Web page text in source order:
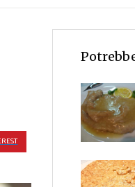
Ingrediente
Rumors